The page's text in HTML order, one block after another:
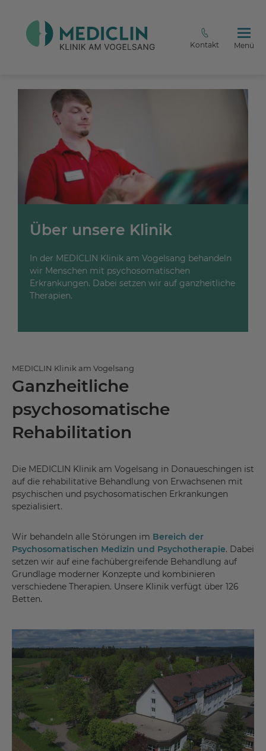
Kontakt Menü
Über unsere Klinik
In der MEDICLIN Klinik am Vogelsang behandeln
wir Menschen mit psychosomatischen
Erkrankungen. Dabei setzen wir auf ganzheitliche
Therapien.
MEDICLIN Klinik am Vogelsang
Ganzheitliche
psychosomatische
Rehabilitation
Die MEDICLIN Klinik am Vogelsang in Donaueschingen ist
auf die rehabilitative Behandlung von Erwachsenen mit
psychischen und psychosomatischen Erkrankungen
spezialisiert.
Wir behandeln alle Störungen im Bereich der
Psychosomatischen Medizin und Psychotherapie. Dabei
setzen wir auf eine fachübergreifende Behandlung auf
Grundlage moderner Konzepte und kombinieren
verschiedene Therapien. Unsere Klinik verfügt über 126
Betten.